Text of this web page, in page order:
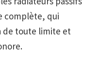
complète, qui
de toute limite et